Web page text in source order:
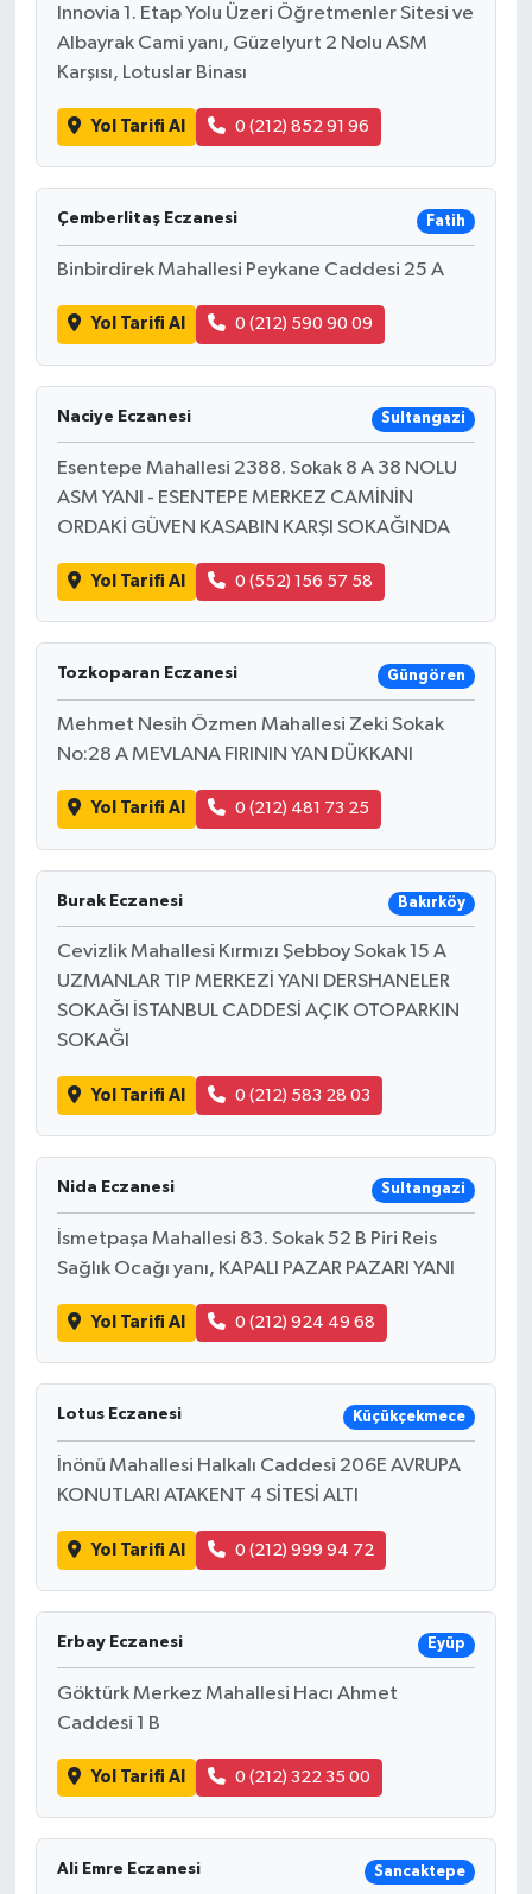
Innovia 1. Etap Yolu Üzeri Öğretmenler Sitesi ve
Albayrak Cami yanı, Güzelyurt 2 Nolu ASM
Karşısı, Lotuslar Binası
Yol Tarifi Al 0 (212) 852 91 96
Çemberlitaş Eczanesi Fatih
Binbirdirek Mahallesi Peykane Caddesi 25 A
Yol Tarifi Al 0 (212) 590 90 09
Naciye Eczanesi Sultangazi
Esentepe Mahallesi 2388. Sokak 8 A 38 NOLU
ASM YANI - ESENTEPE MERKEZ CAMİNİN
ORDAKİ GÜVEN KASABIN KARŞI SOKAĞINDA
Yol Tarifi Al 0 (552) 156 57 58
Tozkoparan Eczanesi Güngören
Mehmet Nesih Özmen Mahallesi Zeki Sokak
No:28 A MEVLANA FIRININ YAN DÜKKANI
Yol Tarifi Al 0 (212) 481 73 25
Burak Eczanesi Bakırköy
Cevizlik Mahallesi Kırmızı Şebboy Sokak 15 A
UZMANLAR TIP MERKEZİ YANI DERSHANELER
SOKAĞI İSTANBUL CADDESİ AÇIK OTOPARKIN
SOKAĞI
Yol Tarifi Al 0 (212) 583 28 03
Nida Eczanesi Sultangazi
İsmetpaşa Mahallesi 83. Sokak 52 B Piri Reis
Sağlık Ocağı yanı, KAPALI PAZAR PAZARI YANI
Yol Tarifi Al 0 (212) 924 49 68
Lotus Eczanesi Küçükçekmece
İnönü Mahallesi Halkalı Caddesi 206E AVRUPA
KONUTLARI ATAKENT 4 SİTESİ ALTI
Yol Tarifi Al 0 (212) 999 94 72
Erbay Eczanesi Eyüp
Göktürk Merkez Mahallesi Hacı Ahmet
Caddesi 1 B
Yol Tarifi Al 0 (212) 322 35 00
Ali Emre Eczanesi Sancaktepe